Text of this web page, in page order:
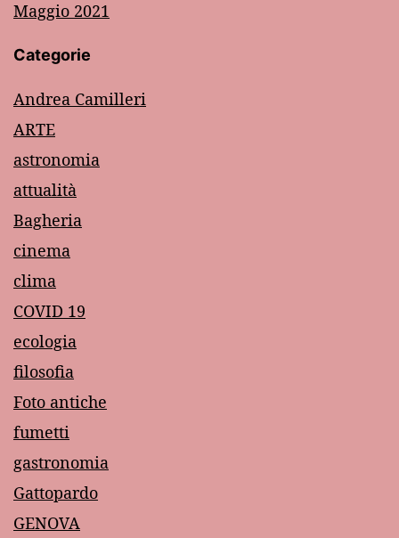
Maggio 2021
Categorie
Andrea Camilleri
ARTE
astronomia
attualità
Bagheria
cinema
clima
COVID 19
ecologia
filosofia
Foto antiche
fumetti
gastronomia
Gattopardo
GENOVA